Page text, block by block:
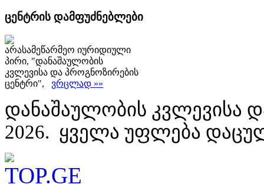
ცენტრის დამფუძნებლები
არასამეწარმეო იურიდიული
პირი, "დანაშაულობის
კვლევისა და პროგნოზირების
ცენტრი", ვრცლად »»
დანაშაულობის კვლევისა
2026. ყველა უფლება